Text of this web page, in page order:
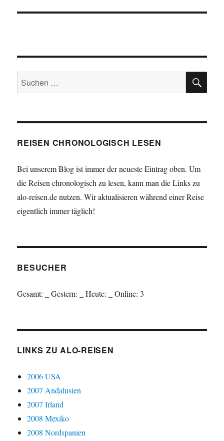
Suchen
nach:
REISEN CHRONOLOGISCH LESEN
Bei unserem Blog ist immer der neueste Eintrag oben. Um
die Reisen chronologisch zu lesen, kann man die Links zu
alo-reisen.de nutzen. Wir aktualisieren während einer Reise
eigentlich immer täglich!
BESUCHER
Gesamt: Gestern: Heute: Online: 3
LINKS ZU ALO-REISEN
2006 USA
2007 Andalusien
2007 Irland
2008 Mexiko
2008 Nordspanien